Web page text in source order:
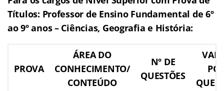
Títulos: Professor de Ensino Fundamental de 6º
ao 9º anos – Ciências, Geografia e História:
PROVA
ÁREA DO
CONHECIMENTO/
CONTEÚDO
Nº DE
QUESTÕES